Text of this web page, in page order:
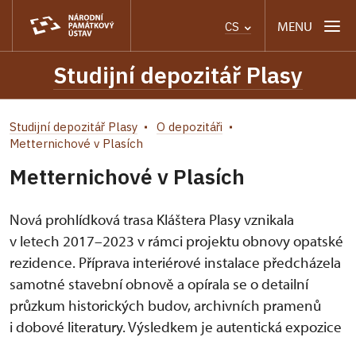
CS MENU
Studijní depozitář Plasy
Studijní depozitář Plasy
O depozitáři
Metternichové v Plasích
Metternichové v Plasích
Nová prohlídková trasa Kláštera Plasy vznikala
v letech 2017–2023 v rámci projektu obnovy opatské
rezidence. Příprava interiérové instalace předcházela
samotné stavební obnově a opírala se o detailní
průzkum historických budov, archivních pramenů
i dobové literatury. Výsledkem je autentická expozice